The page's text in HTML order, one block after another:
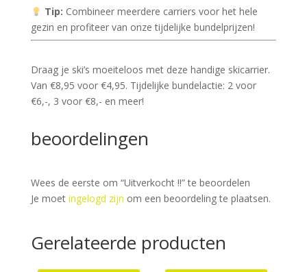
Tip: Combineer meerdere carriers voor het hele
gezin en profiteer van onze tijdelijke bundelprijzen!
Draag je ski’s moeiteloos met deze handige skicarrier.
Van €8,95 voor €4,95. Tijdelijke bundelactie: 2 voor
€6,-, 3 voor €8,- en meer!
beoordelingen
Wees de eerste om “Uitverkocht !!” te beoordelen
Je moet ingelogd zijn om een beoordeling te plaatsen.
Gerelateerde producten